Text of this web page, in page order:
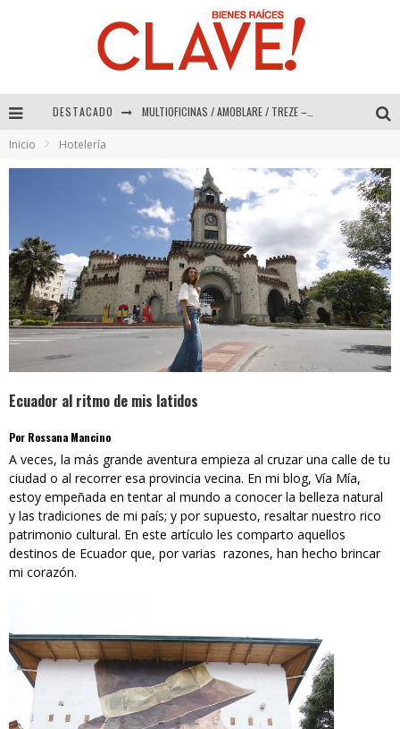
DESTACADO
Inicio Hotelería
Ecuador al ritmo de mis latidos
Por Rossana Mancino
A veces, la más grande aventura empieza al cruzar una calle de tu
ciudad o al recorrer esa provincia vecina. En mi blog, Vía Mía,
estoy empeñada en tentar al mundo a conocer la belleza natural
y las tradiciones de mi país; y por supuesto, resaltar nuestro rico
patrimonio cultural. En este artículo les comparto aquellos
destinos de Ecuador que, por varias razones, han hecho brincar
mi corazón.